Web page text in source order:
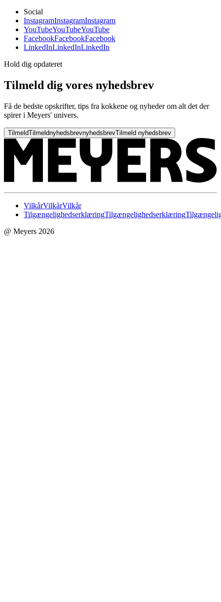
Social
InstagramInstagramInstagram
YouTubeYouTubeYouTube
FacebookFacebookFacebook
LinkedInLinkedInLinkedIn
Hold dig opdateret
Tilmeld dig vores nyhedsbrev
Få de bedste opskrifter, tips fra kokkene og nyheder om alt det der
spirer i Meyers' univers.
TilmeldTilmeldnyhedsbrevnyhedsbrevTilmeld nyhedsbrev
VilkårVilkårVilkår
TilgængelighedserklæringTilgængelighedserklæring
@ Meyers 2026